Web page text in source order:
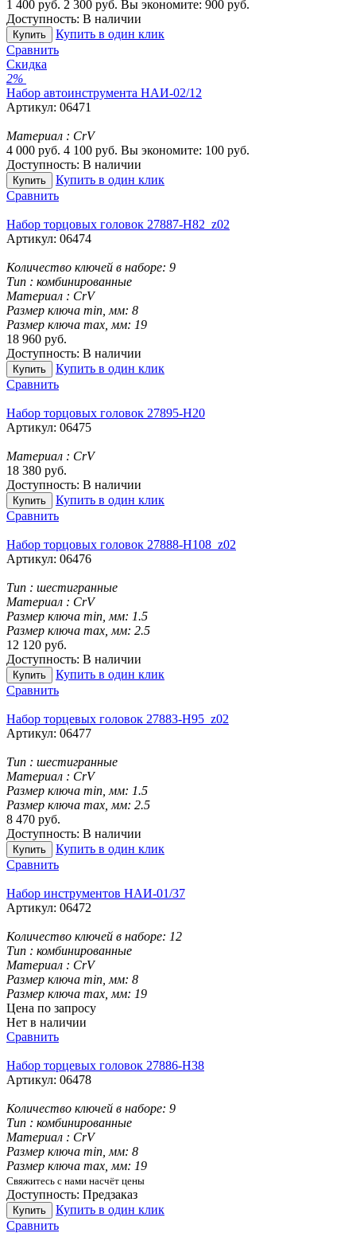
1 400 руб. 2 300 руб. Вы экономите: 900 руб.
Доступность: В наличии
Купить
Купить в один клик
Сравнить
Скидка
2%
Набор автоинструмента НАИ-02/12
Артикул: 06471
Материал : CrV
4 000 руб. 4 100 руб. Вы экономите: 100 руб.
Доступность: В наличии
Купить
Купить в один клик
Сравнить
Набор торцовых головок 27887-H82_z02
Артикул: 06474
Количество ключей в наборе: 9
Тип : комбинированные
Материал : CrV
Размер ключа min, мм: 8
Размер ключа max, мм: 19
18 960 руб.
Доступность: В наличии
Купить
Купить в один клик
Сравнить
Набор торцовых головок 27895-H20
Артикул: 06475
Материал : CrV
18 380 руб.
Доступность: В наличии
Купить
Купить в один клик
Сравнить
Набор торцовых головок 27888-H108_z02
Артикул: 06476
Тип : шестигранные
Материал : CrV
Размер ключа min, мм: 1.5
Размер ключа max, мм: 2.5
12 120 руб.
Доступность: В наличии
Купить
Купить в один клик
Сравнить
Набор торцевых головок 27883-H95_z02
Артикул: 06477
Тип : шестигранные
Материал : CrV
Размер ключа min, мм: 1.5
Размер ключа max, мм: 2.5
8 470 руб.
Доступность: В наличии
Купить
Купить в один клик
Сравнить
Набор инструментов НАИ-01/37
Артикул: 06472
Количество ключей в наборе: 12
Тип : комбинированные
Материал : CrV
Размер ключа min, мм: 8
Размер ключа max, мм: 19
Цена по запросу
Нет в наличии
Сравнить
Набор торцевых головок 27886-H38
Артикул: 06478
Количество ключей в наборе: 9
Тип : комбинированные
Материал : CrV
Размер ключа min, мм: 8
Размер ключа max, мм: 19
Свяжитесь с нами насчёт цены
Доступность: Предзаказ
Купить
Купить в один клик
Сравнить